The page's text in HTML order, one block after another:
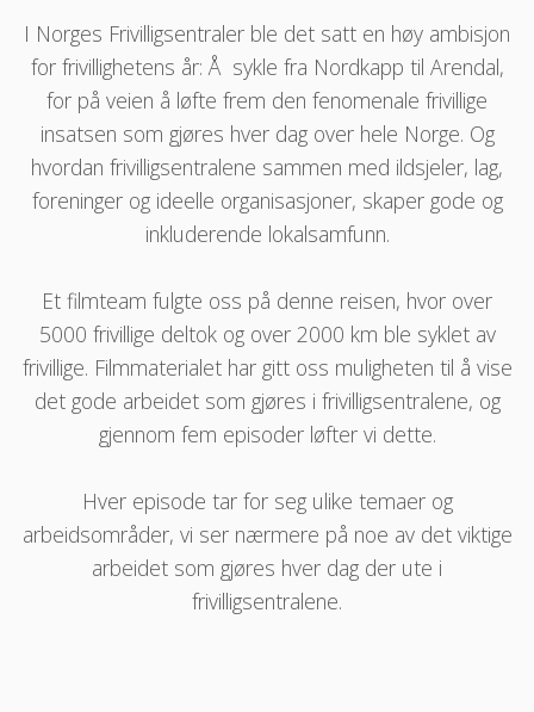
I Norges Frivilligsentraler ble det satt en høy ambisjon
for frivillighetens år: Å sykle fra Nordkapp til Arendal,
for på veien å løfte frem den fenomenale frivillige
insatsen som gjøres hver dag over hele Norge. Og
hvordan frivilligsentralene sammen med ildsjeler, lag,
foreninger og ideelle organisasjoner, skaper gode og
inkluderende lokalsamfunn.
Et filmteam fulgte oss på denne reisen, hvor over
5000 frivillige deltok og over 2000 km ble syklet av
frivillige. Filmmaterialet har gitt oss muligheten til å vise
det gode arbeidet som gjøres i frivilligsentralene, og
gjennom fem episoder løfter vi dette.
Hver episode tar for seg ulike temaer og
arbeidsområder, vi ser nærmere på noe av det viktige
arbeidet som gjøres hver dag der ute i
frivilligsentralene.